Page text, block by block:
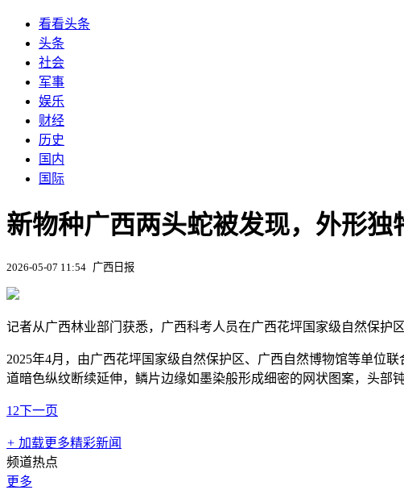
看看头条
头条
社会
军事
娱乐
财经
历史
国内
国际
新物种广西两头蛇被发现，外形独
2026-05-07 11:54 广西日报
记者从广西林业部门获悉，广西科考人员在广西花坪国家级自然保护
2025年4月，由广西花坪国家级自然保护区、广西自然博物馆等单位
道暗色纵纹断续延伸，鳞片边缘如墨染般形成细密的网状图案，头部
1 2下一页
+ 加载更多精彩新闻
频道热点
更多